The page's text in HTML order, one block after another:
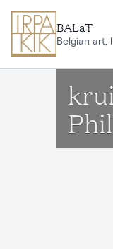
BALaT
Belgian art,